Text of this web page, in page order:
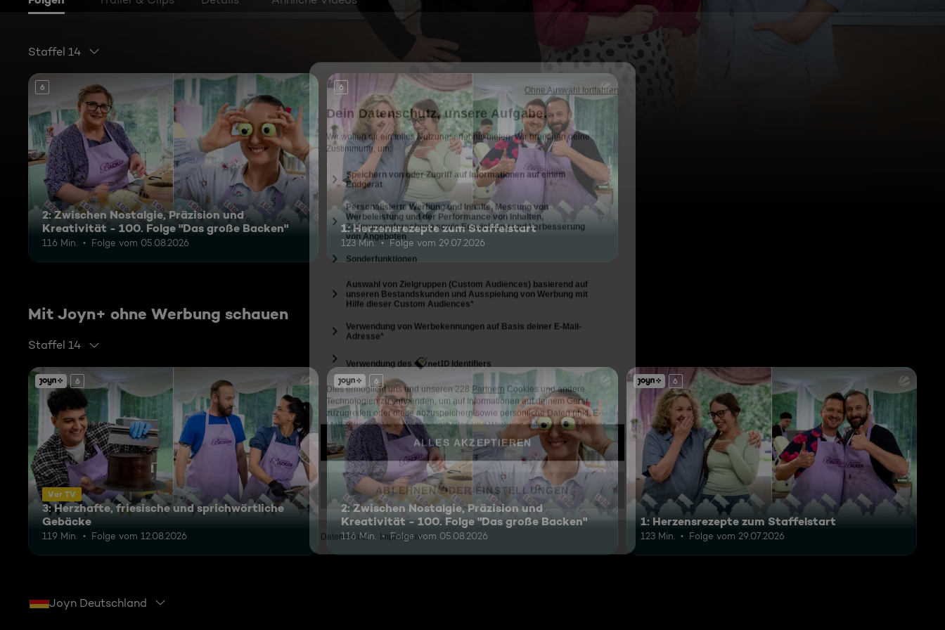
Staffel 14
6
2: Zwischen Nostalgie, Präzision und
Kreativität - 100. Folge "Das große Backen"
116 Min. Folge vom 05.08.2026
6
1: Herzensrezepte zum Staffelstart
123 Min. Folge vom 29.07.2026
Mit Joyn+ ohne Werbung schauen
Staffel 14
6
Vor TV
3: Herzhafte, friesische und sprichwörtliche
Gebäcke
119 Min. Folge vom 12.08.2026
6
2: Zwischen Nostalgie, Präzision und
Kreativität - 100. Folge "Das große Backen"
116 Min. Folge vom 05.08.2026
6
1: Herzensrezepte zum Staffelstart
123 Min. Folge vom 29.07.2026
Joyn Deutschland